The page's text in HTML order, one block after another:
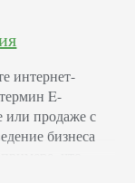
интернет-
E-
или продаже с
бизнеса
что
Этим